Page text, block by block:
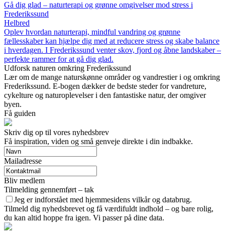
Gå dig glad – naturterapi og grønne omgivelser mod stress i
Frederikssund
Helbred
Oplev hvordan naturterapi, mindful vandring og grønne
fællesskaber kan hjælpe dig med at reducere stress og skabe balance
i hverdagen. I Frederikssund venter skov, fjord og åbne landskaber –
perfekte rammer for at gå dig glad.
Udforsk naturen omkring Frederikssund
Lær om de mange naturskønne områder og vandrestier i og omkring
Frederikssund. E-bogen dækker de bedste steder for vandreture,
cykelture og naturoplevelser i den fantastiske natur, der omgiver
byen.
Få guiden
Skriv dig op til vores nyhedsbrev
Få inspiration, viden og små genveje direkte i din indbakke.
Mailadresse
Bliv medlem
Tilmelding gennemført – tak
Jeg er indforstået med hjemmesidens vilkår og databrug.
Tilmeld dig nyhedsbrevet og få værdifuldt indhold – og bare rolig,
du kan altid hoppe fra igen. Vi passer på dine data.